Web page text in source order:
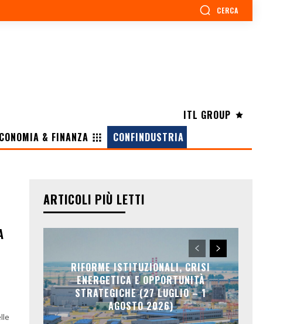
CERCA
ITL GROUP
& FINANZA CONFINDUSTRIA
ARTICOLI PIÙ LETTI
RIFORME ISTITUZIONALI, CRISI
ENERGETICA E OPPORTUNITÀ
STRATEGICHE (27 LUGLIO – 1
AGOSTO 2026)